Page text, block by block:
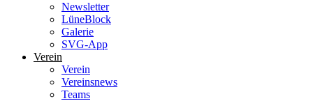
Newsletter
LüneBlock
Galerie
SVG-App
Verein
Verein
Vereinsnews
Teams